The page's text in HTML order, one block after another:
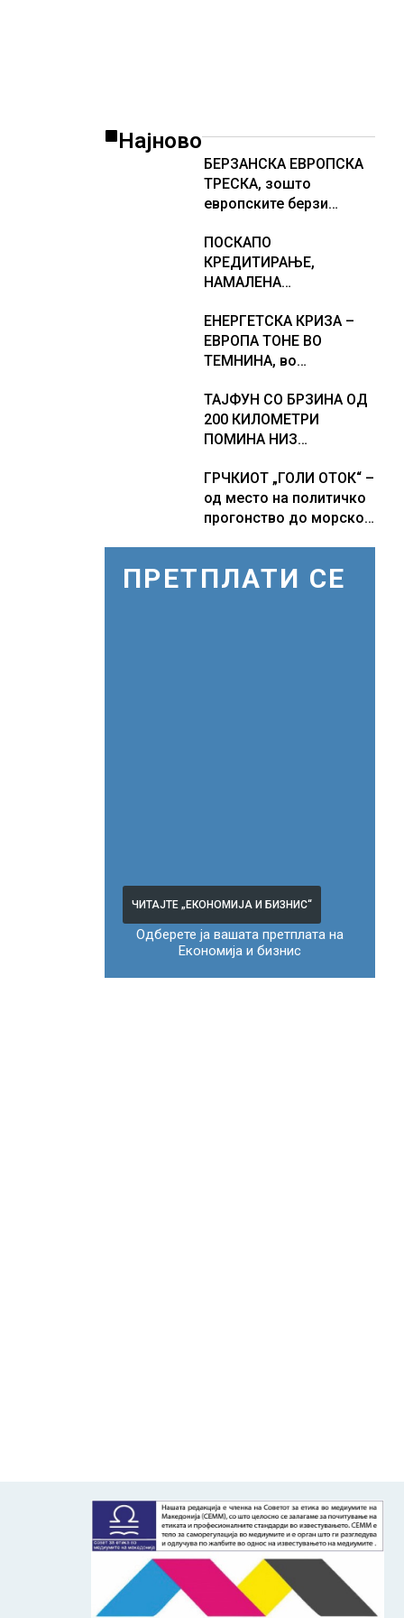
Најново
БЕРЗАНСКА ЕВРОПСКА
ТРЕСКА, зошто
европските берзи
недела, најголемите
победници се помалку
познатите компании за
ПОСКАПО
КРЕДИТИРАЊЕ,
НАМАЛЕНА
РАСТ НА ЦЕНИТЕ НА
СТАНОВИТЕ ВО
ГЕРМАНИЈА, цените
градот на
автомобилската
индустрија која е во
ЕНЕРГЕТСКА КРИЗА –
ЕВРОПА ТОНЕ ВО
ТЕМНИНА, во
Букурешт се гасат
панорамските светла,
туристите се
ТАЈФУН СО БРЗИНА ОД
200 КИЛОМЕТРИ
ПОМИНА НИЗ
авионски летови
откажани
ГРЧКИОТ „ГОЛИ ОТОК“ –
од место на политичко
прогонство до морско
ПРЕТПЛАТИ СЕ
ЧИТАЈТЕ „ЕКОНОМИЈА И БИЗНИС“
Одберете ја вашата претплата на
Економија и бизнис